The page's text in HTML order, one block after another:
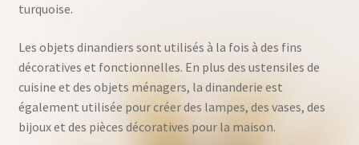
turquoise.
Les objets dinandiers sont utilisés à la fois à des fins
décoratives et fonctionnelles. En plus des ustensiles de
cuisine et des objets ménagers, la dinanderie est
également utilisée pour créer des lampes, des vases, des
bijoux et des pièces décoratives pour la maison.